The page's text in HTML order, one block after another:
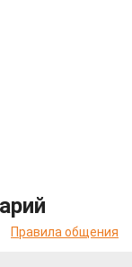
Правила общения